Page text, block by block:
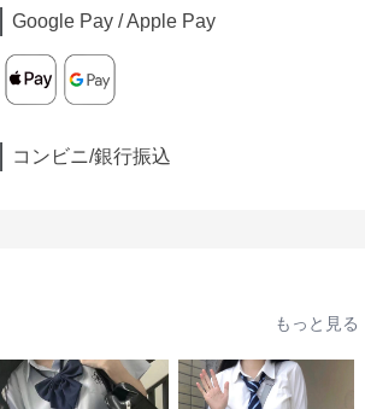
Google Pay / Apple Pay
コンビニ/銀行振込
もっと見る